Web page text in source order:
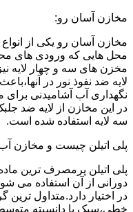
مخازن آسان رو:
مخازن آسان رو یکی از
محل هایی که ورودی های
مخزن های سه و چهار لایه
لایه ضد نفوذ نور در
نگهداری آب آشامیدنی
در این مخازن از لایه ضد
سه لایه استفاده شده است.
پلی اتیلن چیست و مخازن آب
پلی اتیلن پرمصرف ترین
در اختیار دارد.متداول
خطی،سبک با دانسیته